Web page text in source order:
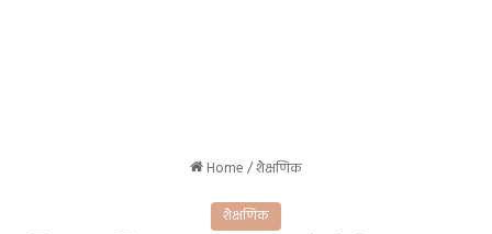
Home/शैक्षणिक
शैक्षणिक